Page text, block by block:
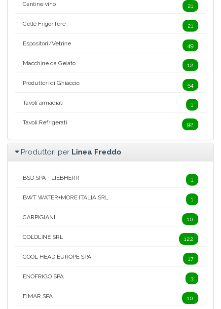
Cantine vino 21
Celle Frigorifere 21
Espositori/Vetrine 49
Macchine da Gelato 12
Produttori di Ghiaccio 54
Tavoli armadiati 1
Tavoli Refrigerati 92
Produttori per Linea Freddo
BSD SPA - LIEBHERR 1
BWT WATER+MORE ITALIA SRL 1
CARPIGIANI 10
COLDLINE SRL 122
COOL HEAD EUROPE SPA 17
ENOFRIGO SPA 3
FIMAR SPA 10